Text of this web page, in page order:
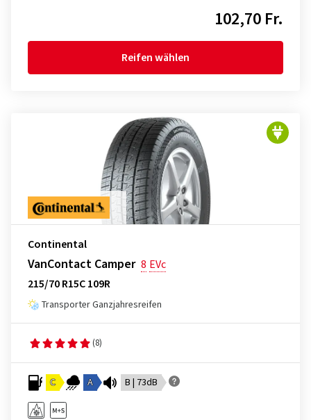
102,70 Fr.
Reifen wählen
Continental
VanContact Camper 8 EVc
215/70 R15C 109R
Transporter Ganzjahresreifen
(8)
C A B | 73dB